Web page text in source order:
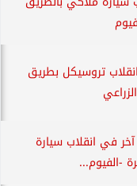
في انقلاب تروسيكل بطريق
في انقلاب سيارة
-الفيوم...